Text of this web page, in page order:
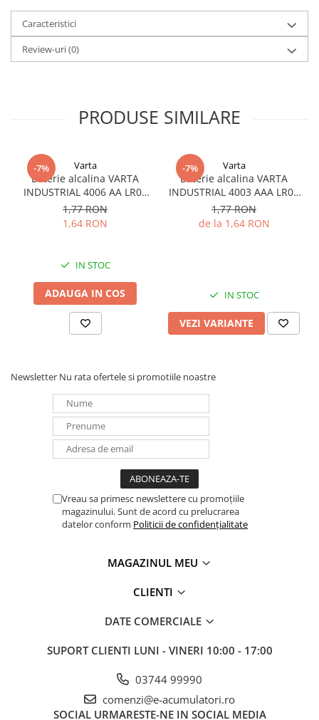
Prize de incarcare vehicule
electrice
Accesorii
Baterii si acumulatori gel si VRLA
Baterii si acumulatori AGM VRLA
de 6-12 V
Acumulatori Moto, ATV
SLA AGM (Sealed Lead Acid)
Deep Cycle - Tractiune/Semi-
Tractiune
Marine & Caravan
Sisteme de management (BMS)
Redresoare, incarcatoare si testere
Redresoare auto, moto, barci si
UPS pentru centrale termice si
sisteme de urgenta - acumulator
UPS Calculatoare si Servere
Stabilizatoare Tensiune
PDUs unitati de distributie a
Acumulatori UPS
Frigidere portabile
Caracteristici
Review-uri(0)
PRODUSE SIMILARE
-7% Varta
Baterie alcalina VARTA
INDUSTRIAL 4006 AA LR06
1.5V bulk
1,77 RON
1,64 RON
IN STOC
ADAUGA IN COS
-7% Varta
Baterie alcalina VARTA
INDUSTRIAL 4003 AAA LR03
1.5V
1,77 RON
de la 1,64 RON
IN STOC
VEZI VARIANTE
Newsletter Nu rata ofertele si promotiile noastre
Vreau sa primesc newslettere cu promoțiile
magazinului. Sunt de acord cu prelucrarea
datelor conform Politicii de confidențialitate
MAGAZINUL MEU
CLIENTI
DATE COMERCIALE
SUPORT CLIENTI LUNI - VINERI 10:00 - 17:00
03744 99990
comenzi@e-acumulatori.ro
SOCIAL URMARESTE-NE IN SOCIAL MEDIA